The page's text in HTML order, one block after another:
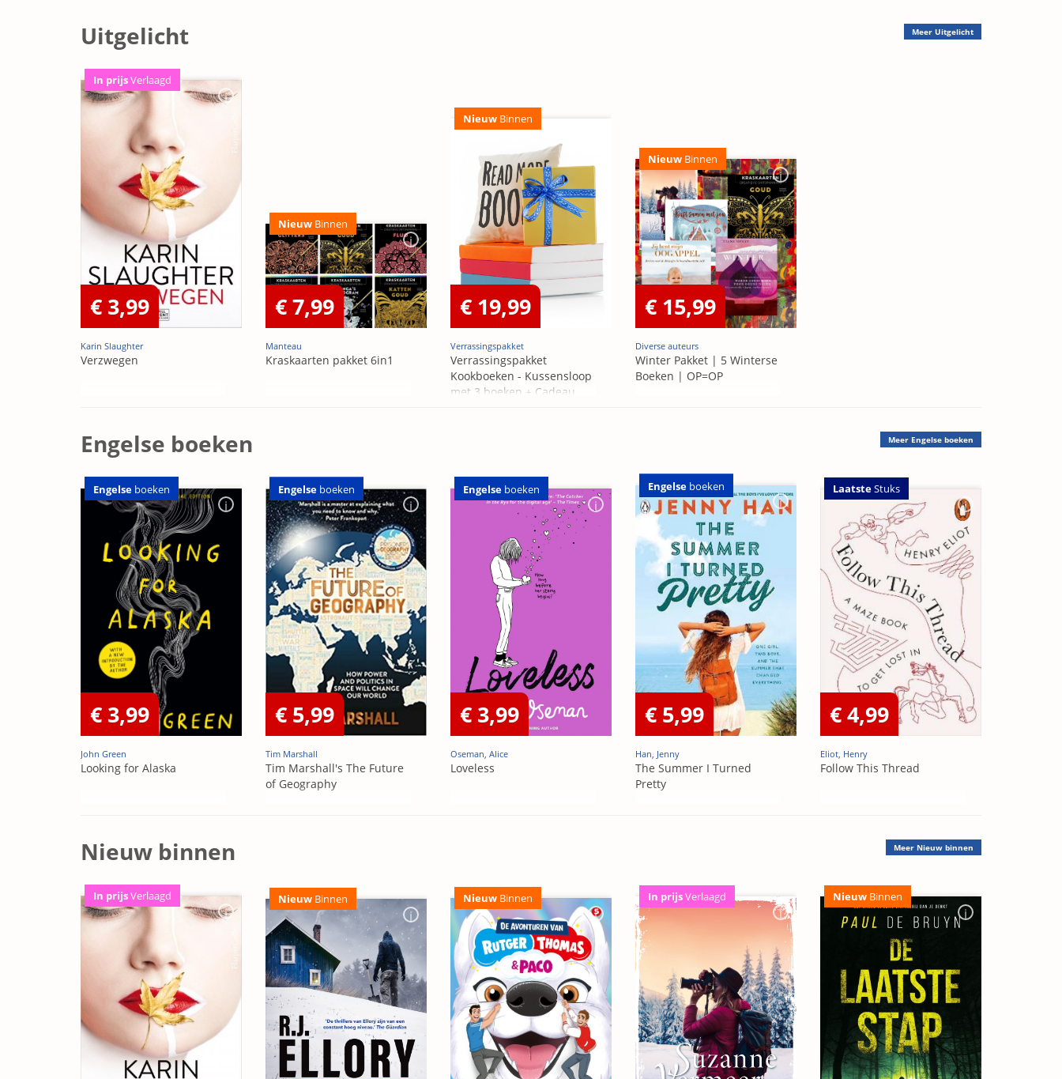
Uitgelicht Meer Uitgelicht
In prijsVerlaagd
€ 3,99
Karin Slaughter
Verzwegen
Nieuw Binnen
€ 7,99
Manteau
Kraskaarten pakket 6in1
Nieuw Binnen
€ 19,99
Verrassingspakket
Verrassingspakket
Kookboeken - Kussensloop
met 3 boeken + Cadeau
Nieuw Binnen
€ 15,99
Diverse auteurs
Winter Pakket | 5 Winterse
Boeken | OP=OP
Engelse boeken Meer Engelse boeken
Engelse boeken
€ 3,99
John Green
Looking for Alaska
Engelse boeken
€ 5,99
Tim Marshall
Tim Marshall's The Future
of Geography
Engelse boeken
€ 3,99
Oseman, Alice
Loveless
Engelse boeken
€ 5,99
Han, Jenny
The Summer I Turned
Pretty
LaatsteStuks
€ 4,99
Eliot, Henry
Follow This Thread
Nieuw binnen Meer Nieuw binnen
In prijsVerlaagd Nieuw Binnen Nieuw Binnen In prijsVerlaagd Nieuw Binnen